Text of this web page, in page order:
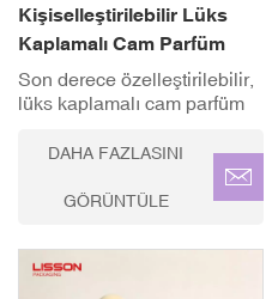
Kişiselleştirilebilir Lüks
Kaplamalı Cam Parfüm
Şişesi
Son derece özelleştirilebilir,
lüks kaplamalı cam parfüm
markanızı bir üst seviyeye
benzeri yüzeyi ve benzersiz
sunmak üzere tasarlanmış
birinci sınıf korozyon önleyici
bileşenleriyle öne çıkıyor.✓
DAHA FAZLASINI
GÖRÜNTÜLE